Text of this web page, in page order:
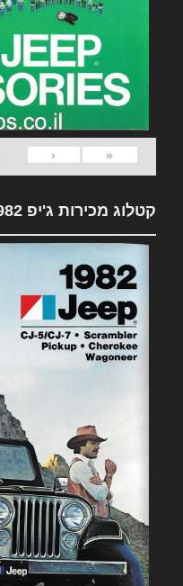
«
‹
קטלוג מכירות ג'יפ 1982